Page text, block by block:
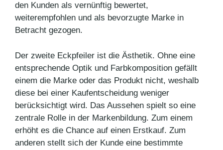
den Kunden als vernünftig bewertet,
weiterempfohlen und als bevorzugte Marke in
Betracht gezogen.
Der zweite Eckpfeiler ist die Ästhetik. Ohne eine
entsprechende Optik und Farbkomposition gefällt
einem die Marke oder das Produkt nicht, weshalb
diese bei einer Kaufentscheidung weniger
berücksichtigt wird. Das Aussehen spielt so eine
zentrale Rolle in der Markenbildung. Zum einem
erhöht es die Chance auf einen Erstkauf. Zum
anderen stellt sich der Kunde eine bestimmte